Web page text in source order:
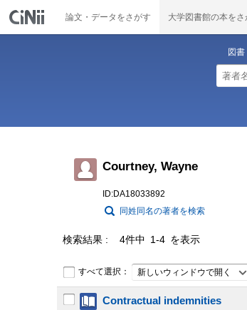
論文・データをさがす 大学図書館の本をさ
図
Courtney, Wayne
ID:DA18033892
同姓同名の著者を検索
検索結果 4件中 1-4 を表示
すべて選択： 新しいウィンドウで開く
Contractual indemnities